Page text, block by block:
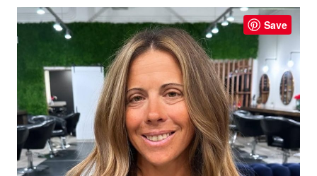
Save